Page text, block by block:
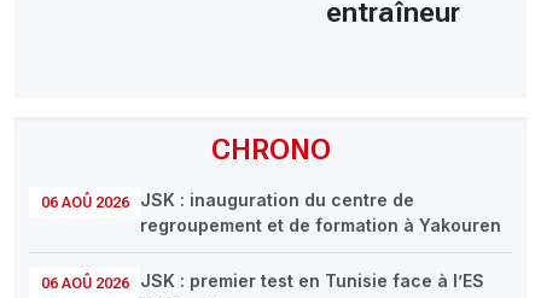
CHRONO
06 AOÛ 2026
JSK : inauguration du centre de
regroupement et de formation à Yakouren
06 AOÛ 2026
JSK : premier test en Tunisie face à l’ES
entraîneur